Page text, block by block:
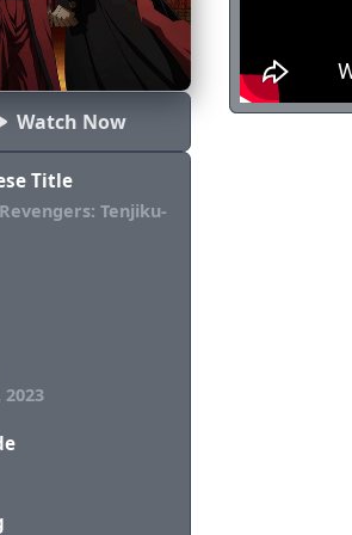
Watch Now
Title
Tenjiku-
2023